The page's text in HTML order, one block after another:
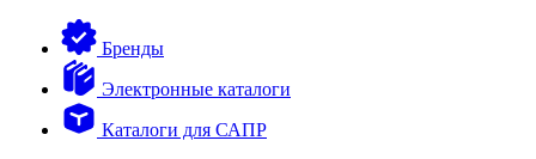
Бренды
Электронные каталоги
Каталоги для САПР